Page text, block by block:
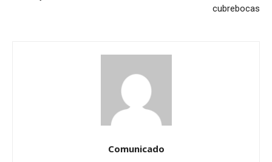
cubrebocas
Comunicado